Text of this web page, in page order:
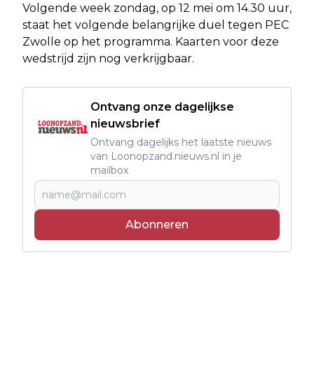
Volgende week zondag, op 12 mei om 14.30 uur,
staat het volgende belangrijke duel tegen PEC
Zwolle op het programma. Kaarten voor deze
wedstrijd zijn nog verkrijgbaar.
Ontvang onze dagelijkse
nieuwsbrief
Ontvang dagelijks het laatste nieuws
van Loonopzand.nieuws.nl in je
mailbox
Abonneren